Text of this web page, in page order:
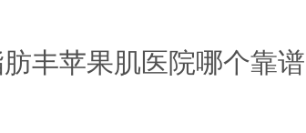
肪丰苹果肌医院哪个靠